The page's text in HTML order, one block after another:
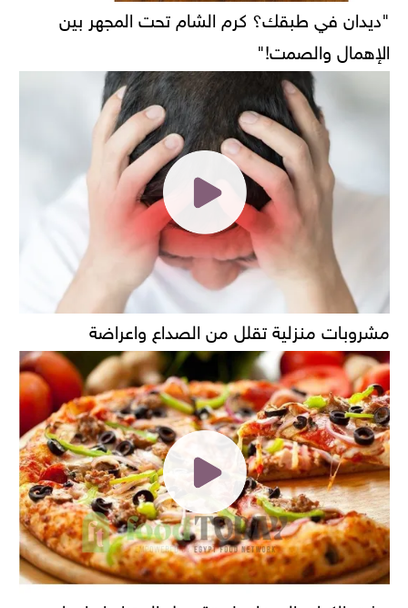
"ديدان في طبقك؟ كرم الشام تحت المجهر بين
الإهمال والصمت!"
مشروبات منزلية تقلل من الصداع واعراضة